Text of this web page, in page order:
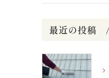
最近の投稿